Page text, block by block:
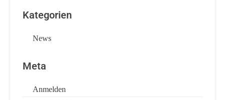
Kategorien
News
Meta
Anmelden